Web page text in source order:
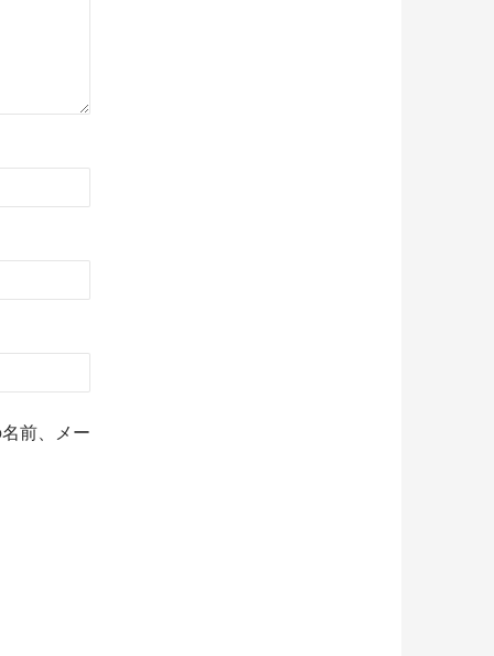
前、メー